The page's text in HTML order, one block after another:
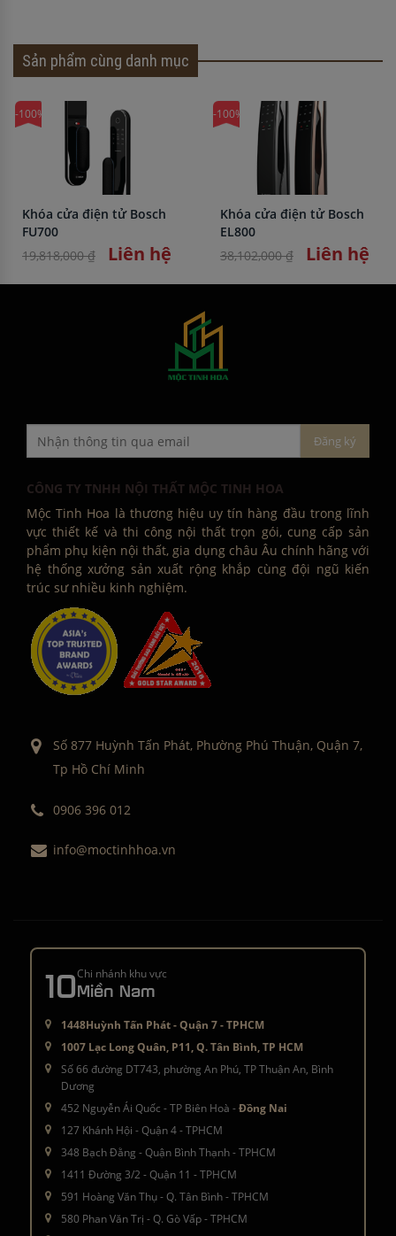
Sản phẩm cùng danh mục
-100%
Khóa cửa điện tử Bosch
FU700
19,818,000 ₫
Liên hệ
-100%
Khóa cửa điện tử Bosch
EL800
38,102,000 ₫
Liên hệ
CÔNG TY TNHH NỘI THẤT MỘC TINH HOA
Mộc Tinh Hoa là thương hiệu uy tín hàng đầu trong lĩnh
vực thiết kế và thi công nội thất trọn gói, cung cấp sản
phẩm phụ kiện nội thất, gia dụng châu Âu chính hãng với
hệ thống xưởng sản xuất rộng khắp cùng đội ngũ kiến
trúc sư nhiều kinh nghiệm.
Số 877 Huỳnh Tấn Phát, Phường Phú Thuận, Quận 7,
Tp Hồ Chí Minh
0906 396 012
info@moctinhhoa.vn
10Chi nhánh khu vực
Miền Nam
1448Huỳnh Tấn Phát - Quận 7 - TPHCM
1007 Lạc Long Quân, P11, Q. Tân Bình, TP HCM
Số 66 đường DT743, phường An Phú, TP Thuận An, Bình
Dương
452 Nguyễn Ái Quốc - TP Biên Hoà -Đồng Nai
127 Khánh Hội - Quận 4 - TPHCM
348 Bạch Đằng - Quận Bình Thạnh - TPHCM
1411 Đường 3/2 - Quận 11 - TPHCM
591 Hoàng Văn Thụ - Q. Tân Bình - TPHCM
580 Phan Văn Trị - Q. Gò Vấp - TPHCM